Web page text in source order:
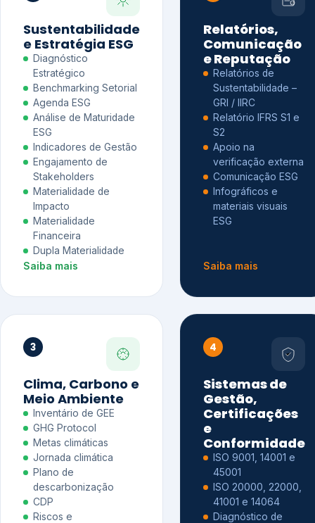
Sustentabilidade
e Estratégia ESG
Diagnóstico
Estratégico
Benchmarking Setorial
Agenda ESG
Análise de Maturidade
ESG
Indicadores de Gestão
Engajamento de
Stakeholders
Materialidade de
Impacto
Materialidade
Financeira
Dupla Materialidade
Saiba mais
Relatórios,
Comunicação
e Reputação
Relatórios de
Sustentabilidade –
GRI / IIRC
Relatório IFRS S1 e
S2
Apoio na
verificação externa
Comunicação ESG
Infográficos e
materiais visuais
ESG
Saiba mais
3
Clima, Carbono e
Meio Ambiente
Inventário de GEE
GHG Protocol
Metas climáticas
Jornada climática
Plano de
descarbonização
CDP
Riscos e
4
Sistemas de
Gestão,
Certificações
e
Conformidade
ISO 9001, 14001 e
45001
ISO 20000, 22000,
41001 e 14064
Diagnóstico de